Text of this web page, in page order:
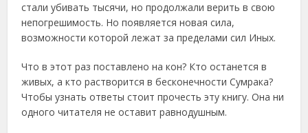
стали убивать тысячи, но продолжали верить в свою
непогрешимость. Но появляется новая сила,
возможности которой лежат за пределами сил Иных.
Что в этот раз поставлено на кон? Кто останется в
живых, а кто растворится в бесконечности Сумрака?
Чтобы узнать ответы стоит прочесть эту книгу. Она ни
одного читателя не оставит равнодушным.